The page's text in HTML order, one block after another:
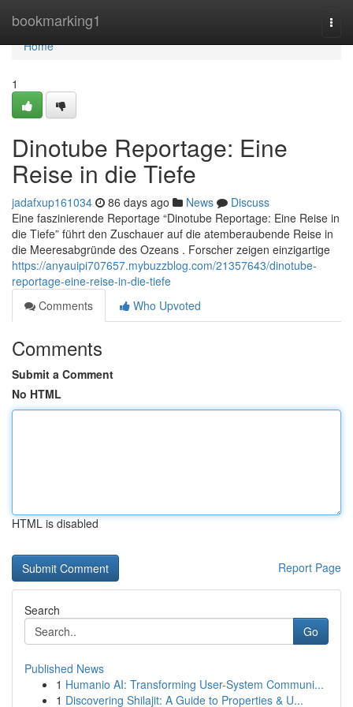
bookmarking1
Home
Home
1
Dinotube Reportage: Eine
Reise in die Tiefe
jadafxup161034 86 days ago News
Discuss
Eine faszinierende Reportage “Dinotube Reportage: Eine Reise in
die Tiefe” führt den Zuschauer auf die atemberaubende Reise in
die Meeresabgründe des Ozeans . Forscher zeigen einzigartige
https://anyauipi707657.mybuzzblog.com/21357643/dinotube-
reportage-eine-reise-in-die-tiefe
Comments
Who Upvoted
Comments
Submit a Comment
No HTML
HTML is disabled
Report Page
Search
Go
Published News
1 Humanio AI: Transforming User-System Communi...
1 Discovering Shilajit: A Guide to Properties & U...